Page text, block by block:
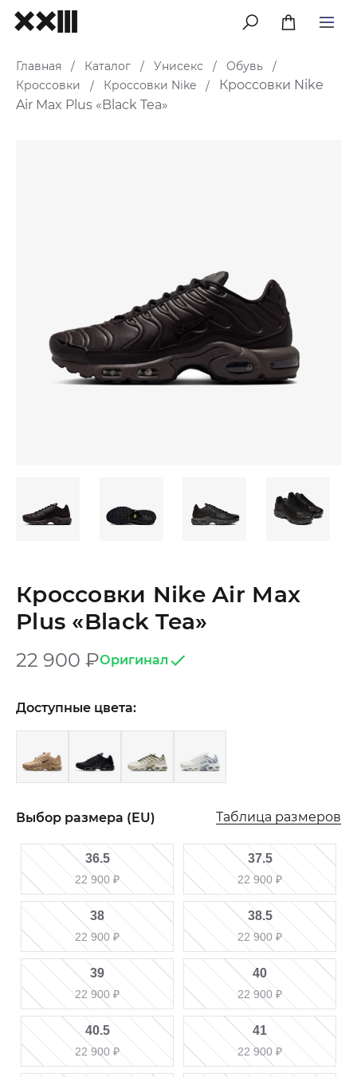
меню
Главная / Каталог / Унисекс / Обувь
/
Кроссовки
/ Кроссовки Nike /
Кроссовки Nike
Air Max Plus «Black Tea»
Кроссовки Nike Air Max
Plus «Black Tea»
22 900 ₽Оригинал
Доступные цвета:
Выбор размера (EU) Таблица размеров
36.5
22 900 ₽
37.5
22 900 ₽
38
22 900 ₽
38.5
22 900 ₽
39
22 900 ₽
40
22 900 ₽
40.5
22 900 ₽
41
22 900 ₽